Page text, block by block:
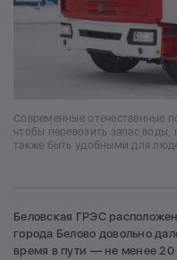
Современные отечественные
чтобы перевозить запас
также быть удобными для
Беловская ГРЭС
города Белово довольно
время в пути — не менее